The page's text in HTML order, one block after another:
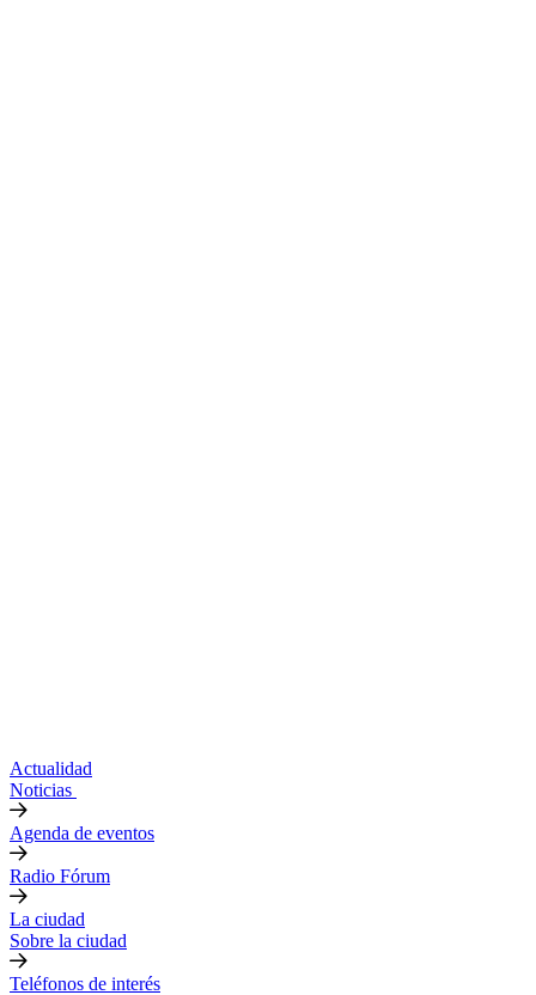
Actualidad
Noticias
Agenda de eventos
Radio Fórum
La ciudad
Sobre la ciudad
Teléfonos de interés